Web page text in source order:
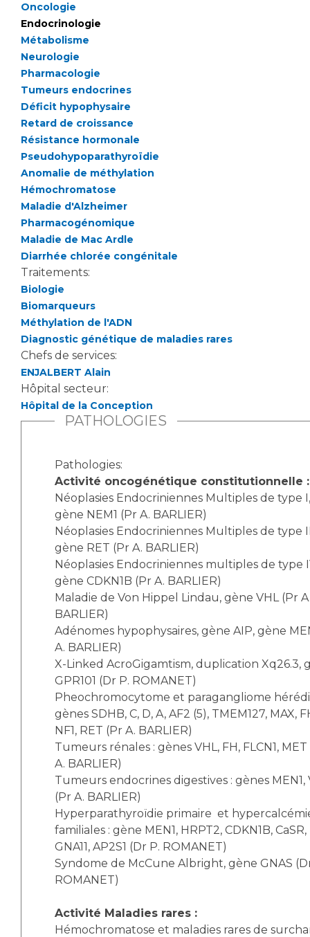
Charte Romain Jacob
Mouvement Parcours Handicap 13
Activité physique
Cancer
Médecine nucléaire
Maladies rares
Maternité Hôpital Nord
Vos représentants
La Commission Des Usagers (CDU)
Les Comités Locaux des Usagers
Qualité
Nos indicateurs qualité et de sécurité des soins
Protection des données
Sécurité
Les recherches en santé à l’AP-HM
Lieu de santé sans tabac
Adresser un patient
Réseaux de soins
Adresser un examen au Laboratoire de Biologie
Médicale
Radiologie / Imagerie
Cancérologie
Les pôles d'activité médicale
Anatomie et Cytologie Pathologiques
Adresser un examen au Laboratoire d'Infectiologie
Centres de référence Maladies Rares
Plateforme d'Expertise Maladies Rares
Presse / Multimédia
Communiqués de presse
Dossiers de presse
Médiathèque
Fournisseurs
Rôles et missions
Documents utiles
Oncologie
Endocrinologie
Métabolisme
Neurologie
Pharmacologie
Tumeurs endocrines
Déficit hypophysaire
Retard de croissance
Résistance hormonale
Pseudohypoparathyroïdie
Anomalie de méthylation
Hémochromatose
Maladie d'Alzheimer
Pharmacogénomique
Maladie de Mac Ardle
Diarrhée chlorée congénitale
Traitements:
Biologie
Biomarqueurs
Méthylation de l'ADN
Diagnostic génétique de maladies rares
Chefs de services:
ENJALBERT Alain
Hôpital secteur:
Hôpital de la Conception
PATHOLOGIES
Pathologies:
Activité oncogénétique constitutionnelle :
Néoplasies Endocriniennes Multiples de type I,
gène NEM1 (Pr A. BARLIER)
Néoplasies Endocriniennes Multiples de type
gène RET (Pr A. BARLIER)
Néoplasies Endocriniennes multiples de type
gène CDKN1B (Pr A. BARLIER)
Maladie de Von Hippel Lindau, gène VHL (Pr
BARLIER)
Adénomes hypophysaires, gène AIP, gène
A. BARLIER)
X-Linked AcroGigamtism, duplication Xq26.3,
GPR101 (Dr P. ROMANET)
Pheochromocytome et paragangliome
gènes SDHB, C, D, A, AF2 (5), TMEM127, MAX,
NF1, RET (Pr A. BARLIER)
Tumeurs rénales : gènes VHL, FH, FLCN1,
A. BARLIER)
Tumeurs endocrines digestives : gènes MEN1,
(Pr A. BARLIER)
Hyperparathyroïdie primaire et
familiales : gène MEN1, HRPT2, CDKN1B, CaSR,
GNA11, AP2S1 (Dr P. ROMANET)
Syndome de McCune Albright, gène GNAS
ROMANET)
Activité Maladies rares :
Hémochromatose et maladies rares de